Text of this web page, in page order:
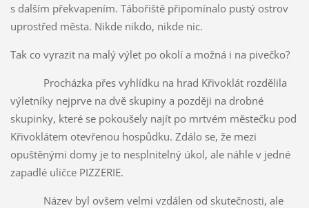
s dalším překvapením. Tábořiště připomínalo pustý ostrov
uprostřed města. Nikde nikdo, nikde nic.
Tak co vyrazit na malý výlet po okolí a možná i na pivečko?
Procházka přes vyhlídku na hrad Křivoklát rozdělila
výletníky nejprve na dvě skupiny a později na drobné
skupinky, které se pokoušely najít po mrtvém městečku pod
Křivoklátem otevřenou hospůdku. Zdálo se, že mezi
opuštěnými domy je to nesplnitelný úkol, ale náhle v jedné
zapadlé uličce PIZZERIE.
Název byl ovšem velmi vzdálen od skutečnosti, ale